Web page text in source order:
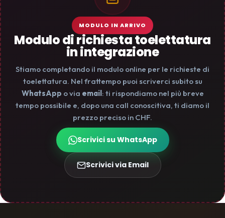
MODULO IN ARRIVO
Modulo di richiesta toelettatura
in integrazione
Stiamo completando il modulo online per le richieste di
toelettatura. Nel frattempo puoi scriverci subito su
WhatsApp o via email : ti rispondiamo nel più breve
tempo possibile e, dopo una call conoscitiva, ti diamo il
prezzo preciso in CHF.
Scrivici su WhatsApp
Scrivici via Email